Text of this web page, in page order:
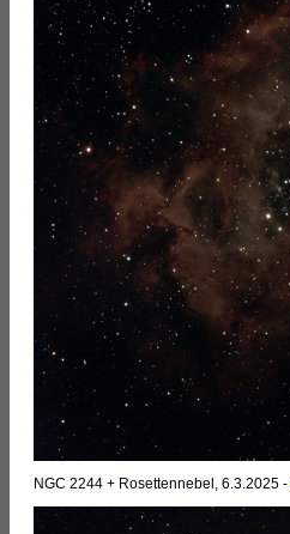
NGC 2244 + Rosettennebel, 6.3.2025 -